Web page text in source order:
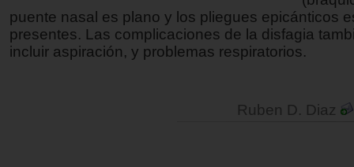
puente nasal es plano y los pliegues epicánticos
presentes. Las complicaciones de la disfagia
incluir aspiración, y problemas respiratorios.
Ruben D. Diaz